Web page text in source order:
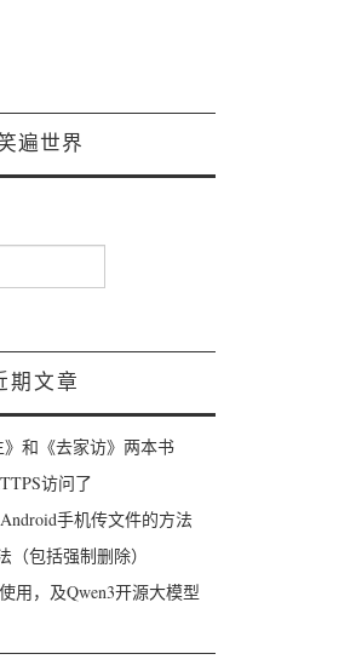
遍世界
期文章
和《去家访》两本书
访问了
手机传文件的方法
（包括强制删除）
用，及Qwen3开源大模型